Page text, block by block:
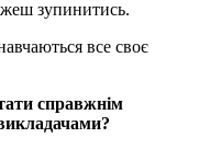
зупинитись.
все своє
справжнім